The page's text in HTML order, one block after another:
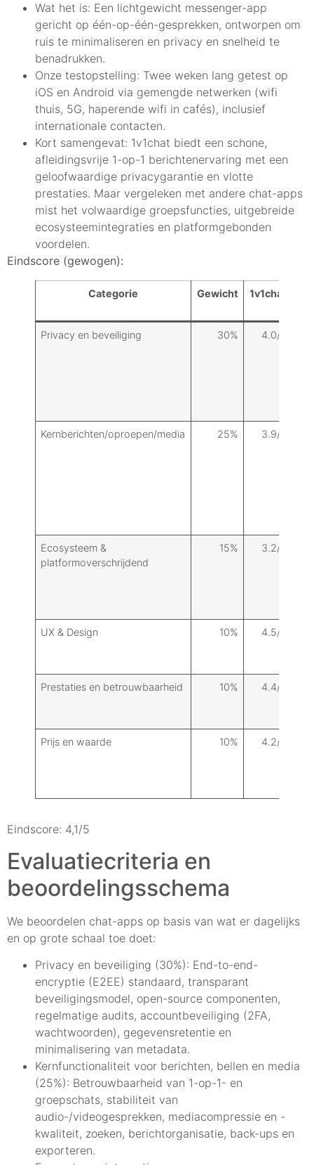
Wat het is: Een lichtgewicht messenger-app
gericht op één-op-één-gesprekken, ontworpen om
ruis te minimaliseren en privacy en snelheid te
benadrukken.
Onze testopstelling: Twee weken lang getest op
iOS en Android via gemengde netwerken (wifi
thuis, 5G, haperende wifi in cafés), inclusief
internationale contacten.
Kort samengevat: 1v1chat biedt een schone,
afleidingsvrije 1-op-1 berichtenervaring met een
geloofwaardige privacygarantie en vlotte
prestaties. Maar vergeleken met andere chat-apps
mist het volwaardige groepsfuncties, uitgebreide
ecosysteemintegraties en platformgebonden
voordelen.
Eindscore (gewogen):
Categorie Gewicht
1v1chat
Privacy en beveiliging 30% 4.0/5
Kernberichten/oproepen/media 25% 3.9/5
Ecosysteem &
platformoverschrijdend
15% 3.2/5
UX & Design 10% 4.5/5
Prestaties en betrouwbaarheid 10% 4.4/5
Prijs en waarde 10% 4.2/5
Eindscore: 4,1/5
Evaluatiecriteria en
beoordelingsschema
We beoordelen chat-apps op basis van wat er dagelijks
en op grote schaal toe doet:
Privacy en beveiliging (30%): End-to-end-
encryptie (E2EE) standaard, transparant
beveiligingsmodel, open-source componenten,
regelmatige audits, accountbeveiliging (2FA,
wachtwoorden), gegevensretentie en
minimalisering van metadata.
Kernfunctionaliteit voor berichten, bellen en media
(25%): Betrouwbaarheid van 1-op-1- en
groepschats, stabiliteit van
audio-/videogesprekken, mediacompressie en -
kwaliteit, zoeken, berichtorganisatie, back-ups en
exporteren.